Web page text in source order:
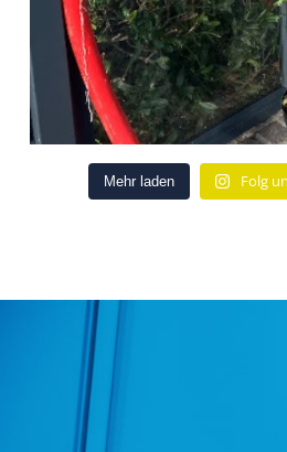
Mehr laden Folg